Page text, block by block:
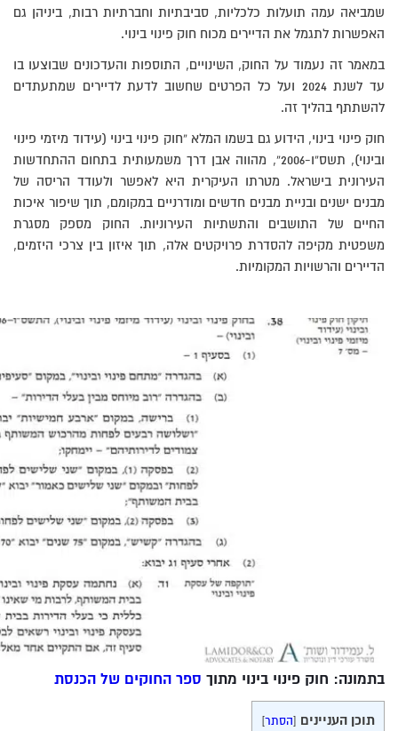
שמביאה עמה תועלות כלכליות, סביבתיות וחברתיות רבות, ביניהן גם
האפשרות לתגמל את הדיירים מכוח חוק פינוי בינוי.
במאמר זה נעמוד על החוק, השינויים, התוספות והעדכונים שבוצעו בו
עד לשנת 2024 ועל כל הפרטים שחשוב לדעת לדיירים שמתעתדים
להשתתף בהליך זה.
חוק פינוי בינוי, הידוע גם בשמו המלא “חוק פינוי בינוי (עידוד מיזמי פינוי
ובינוי), תשס”ו-2006”, מהווה אבן דרך משמעותית בתחום ההתחדשות
העירונית בישראל. מטרתו העיקרית היא לאפשר ולעודד הריסה של
מבנים ישנים ובניית מבנים חדשים ומודרניים במקומם, תוך שיפור איכות
החיים של התושבים והתשתיות העירוניות. החוק מספק מסגרת
משפטית מקיפה להסדרת פרויקטים אלה, תוך איזון בין צרכי היזמים,
הדיירים והרשויות המקומיות.
בתמונה: חוק פינוי בינוי מתוך ספר החוקים של הכנסת
תוכן העניינים [הסתר]